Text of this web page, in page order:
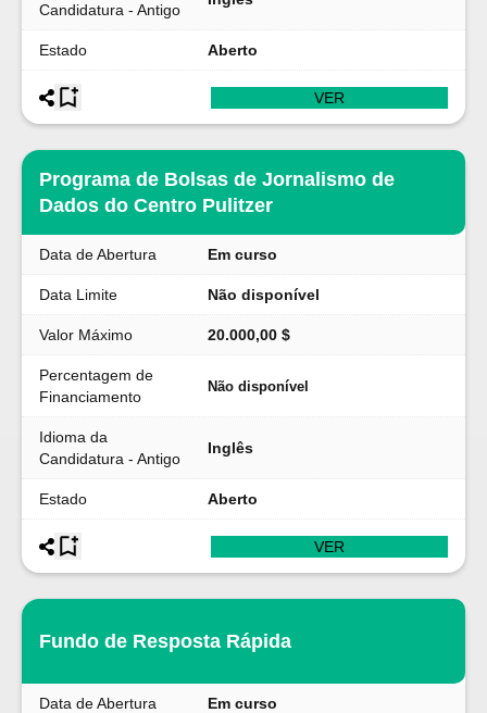
Candidatura - Antigo
Estado Aberto
VER
Programa de Bolsas de Jornalismo de
Dados do Centro Pulitzer
Data de Abertura Em curso
Data Limite Não disponível
Valor Máximo 20.000,00 $
Percentagem de
Financiamento
Não disponível
Idioma da
Candidatura - Antigo
Inglês
Estado Aberto
VER
Fundo de Resposta Rápida
Data de Abertura Em curso